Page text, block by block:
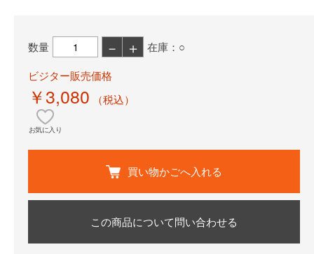
数量 － ＋
在庫：○
ビジター販売価格
￥3,080 （税込）
お気に入り
買い物かごへ入れる
この商品について問い合わせる